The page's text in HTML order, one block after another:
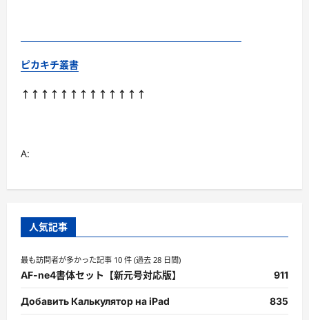
ピカキチ叢書
↑↑↑↑↑↑↑↑↑↑↑↑↑
A:
人気記事
最も訪問者が多かった記事 10 件 (過去 28 日間)
AF-ne4書体セット【新元号対応版】 911
Добавить Калькулятор на iPad 835